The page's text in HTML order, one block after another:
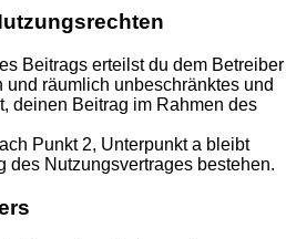
Beitrags erteilst du dem Betreiber
räumlich unbeschränktes und
deinen Beitrag im Rahmen des
Punkt 2, Unterpunkt a bleibt
des Nutzungsvertrages bestehen.